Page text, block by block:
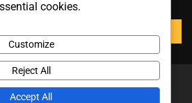
Theme: News Report By
cookies.
Customize
Reject All
Accept All